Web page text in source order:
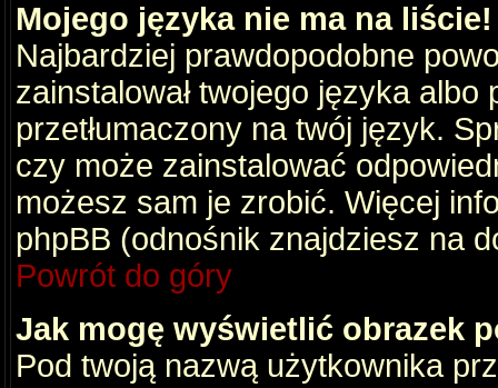
Mojego języka nie ma na liście!
Najbardziej prawdopodobne
zainstalował twojego języka albo
przetłumaczony na twój język.
czy może zainstalować
możesz sam je zrobić. Więcej
phpBB (odnośnik znajdziesz na
Powrót do góry
Jak mogę wyświetlić obrazek
Pod twoją nazwą użytkownika